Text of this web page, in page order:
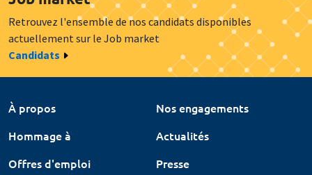
Retrouvez l'ensemble de nos candidats disponibles
actuellement sur le Job market
Candidats
À propos
Nos engagements
Hommage à
Actualités
Offres d'emploi
Presse